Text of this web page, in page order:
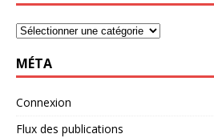
MÉTA
Connexion
Flux des publications